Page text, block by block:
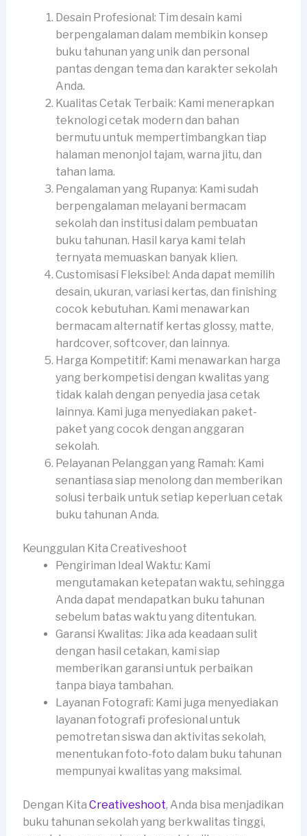
Desain Profesional: Tim desain kami
berpengalaman dalam membikin konsep
buku tahunan yang unik dan personal
pantas dengan tema dan karakter sekolah
Anda.
Kualitas Cetak Terbaik: Kami menerapkan
teknologi cetak modern dan bahan
bermutu untuk mempertimbangkan tiap
halaman menonjol tajam, warna jitu, dan
tahan lama.
Pengalaman yang Rupanya: Kami sudah
berpengalaman melayani bermacam
sekolah dan institusi dalam pembuatan
buku tahunan. Hasil karya kami telah
ternyata memuaskan banyak klien.
Customisasi Fleksibel: Anda dapat memilih
desain, ukuran, variasi kertas, dan finishing
cocok kebutuhan. Kami menawarkan
bermacam alternatif kertas glossy, matte,
hardcover, softcover, dan lainnya.
Harga Kompetitif: Kami menawarkan harga
yang berkompetisi dengan kwalitas yang
tidak kalah dengan penyedia jasa cetak
lainnya. Kami juga menyediakan paket-
paket yang cocok dengan anggaran
sekolah.
Pelayanan Pelanggan yang Ramah: Kami
senantiasa siap menolong dan memberikan
solusi terbaik untuk setiap keperluan cetak
buku tahunan Anda.
Keunggulan Kita Creativeshoot
Pengiriman Ideal Waktu: Kami
mengutamakan ketepatan waktu, sehingga
Anda dapat mendapatkan buku tahunan
sebelum batas waktu yang ditentukan.
Garansi Kwalitas: Jika ada keadaan sulit
dengan hasil cetakan, kami siap
memberikan garansi untuk perbaikan
tanpa biaya tambahan.
Layanan Fotografi: Kami juga menyediakan
layanan fotografi profesional untuk
pemotretan siswa dan aktivitas sekolah,
menentukan foto-foto dalam buku tahunan
mempunyai kwalitas yang maksimal.
Dengan Kita Creativeshoot, Anda bisa menjadikan
buku tahunan sekolah yang berkwalitas tinggi,